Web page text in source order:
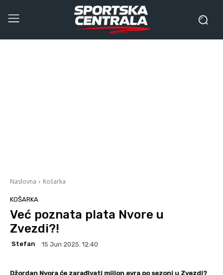
Naslovna Košarka
KOŠARKA
Već poznata plata Nvore u
Zvezdi?!
Stefan 15 Jun 2025. 12:40
Džordan Nvora će zarađivati milion evra po sezoni u Zvezdi?